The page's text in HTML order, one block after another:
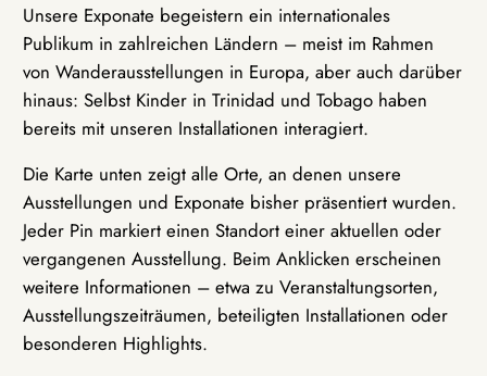
Unsere Exponate begeistern ein internationales
Publikum in zahlreichen Ländern – meist im Rahmen
von Wanderausstellungen in Europa, aber auch darüber
hinaus: Selbst Kinder in Trinidad und Tobago haben
bereits mit unseren Installationen interagiert.
Die Karte unten zeigt alle Orte, an denen unsere
Ausstellungen und Exponate bisher präsentiert wurden.
Jeder Pin markiert einen Standort einer aktuellen oder
vergangenen Ausstellung. Beim Anklicken erscheinen
weitere Informationen – etwa zu Veranstaltungsorten,
Ausstellungszeiträumen, beteiligten Installationen oder
besonderen Highlights.